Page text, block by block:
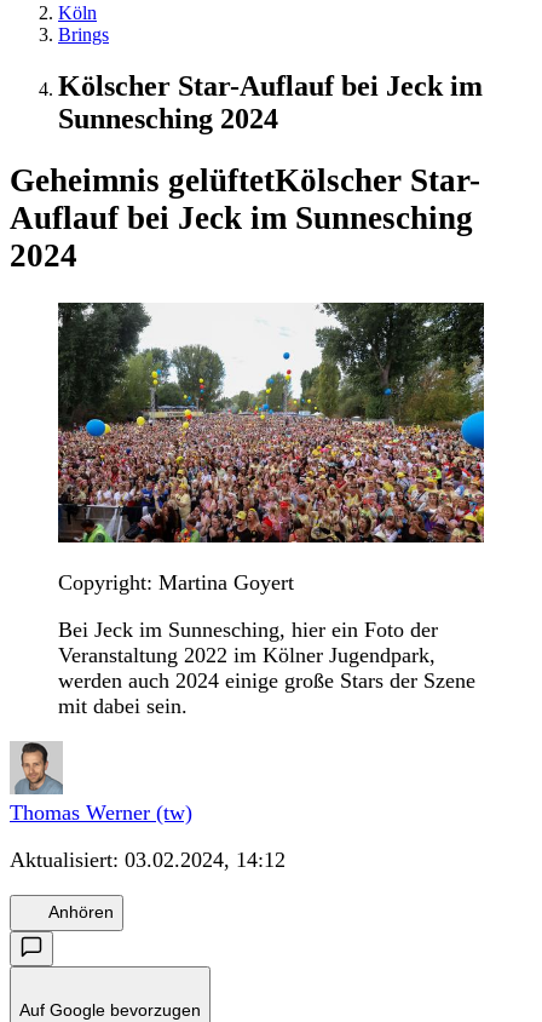
Köln
Brings
Kölscher Star-Auflauf bei Jeck im
Sunnesching 2024
Geheimnis gelüftetKölscher Star-
Auflauf bei Jeck im Sunnesching
2024
Copyright: Martina Goyert
Bei Jeck im Sunnesching, hier ein Foto der
Veranstaltung 2022 im Kölner Jugendpark,
werden auch 2024 einige große Stars der Szene
mit dabei sein.
Thomas Werner (tw)
Aktualisiert: 03.02.2024, 14:12
Anhören
Auf Google bevorzugen